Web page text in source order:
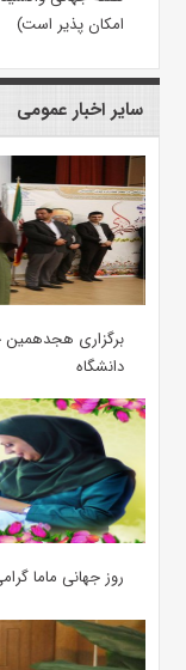
امکان پذیر است)
سایر اخبار عمومی
برگزاری هجدهمین
دانشگاه
روز جهانی ماما